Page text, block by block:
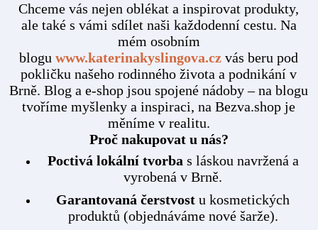
Chceme vás nejen oblékat a inspirovat produkty,
ale také s vámi sdílet naši každodenní cestu. Na
mém osobním
bloguwww.katerinakyslingova.cz vás beru pod
pokličku našeho rodinného života a podnikání v
Brně. Blog a e-shop jsou spojené nádoby – na blogu
tvoříme myšlenky a inspiraci, na Bezva.shop je
měníme v realitu.
Proč nakupovat u nás?
Poctivá lokální tvorbas láskou navržená a
vyrobená v Brně.
Garantovaná čerstvost u kosmetických
produktů (objednáváme nové šarže).